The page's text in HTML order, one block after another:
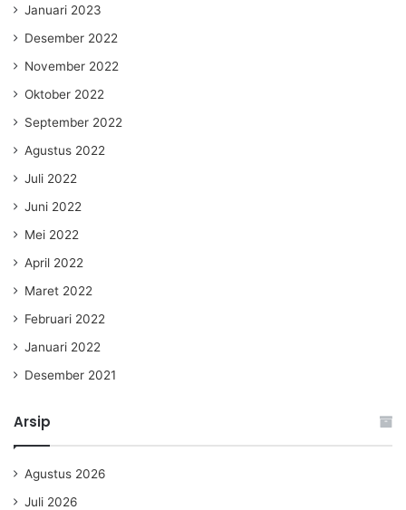
Januari 2023
Desember 2022
November 2022
Oktober 2022
September 2022
Agustus 2022
Juli 2022
Juni 2022
Mei 2022
April 2022
Maret 2022
Februari 2022
Januari 2022
Desember 2021
Arsip
Agustus 2026
Juli 2026